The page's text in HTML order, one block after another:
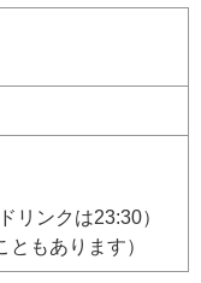
リンクは23:30）
もあります）